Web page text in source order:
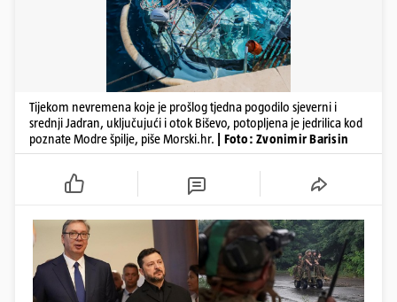
Tijekom nevremena koje je prošlog tjedna pogodilo sjeverni i
srednji Jadran, uključujući i otok Biševo, potopljena je jedrilica kod
poznate Modre špilje, piše Morski.hr.
| Foto: Zvonimir Barisin